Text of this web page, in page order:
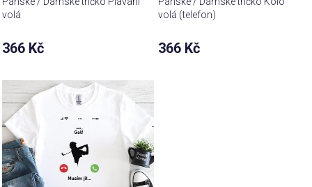
volá
366 Kč
volá (telefon)
366 Kč